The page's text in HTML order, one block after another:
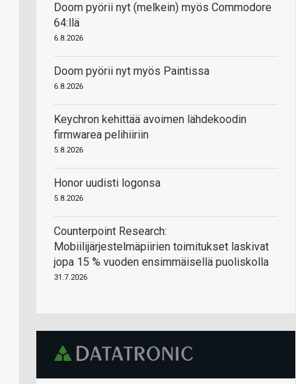
Doom pyörii nyt (melkein) myös Commodore
64:llä
6.8.2026
Doom pyörii nyt myös Paintissa
6.8.2026
Keychron kehittää avoimen lähdekoodin
firmwarea pelihiiriin
5.8.2026
Honor uudisti logonsa
5.8.2026
Counterpoint Research:
Mobiilijärjestelmäpiirien toimitukset laskivat
jopa 15 % vuoden ensimmäisellä puoliskolla
31.7.2026